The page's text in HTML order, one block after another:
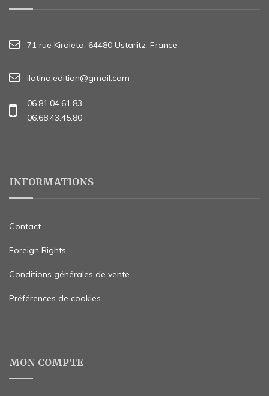
71 rue Kiroleta, 64480 Ustaritz, France
ilatina.edition@gmail.com
06.81.04.61.83
06.68.43.45.80
INFORMATIONS
Contact
Foreign Rights
Conditions générales de vente
Préférences de cookies
MON COMPTE